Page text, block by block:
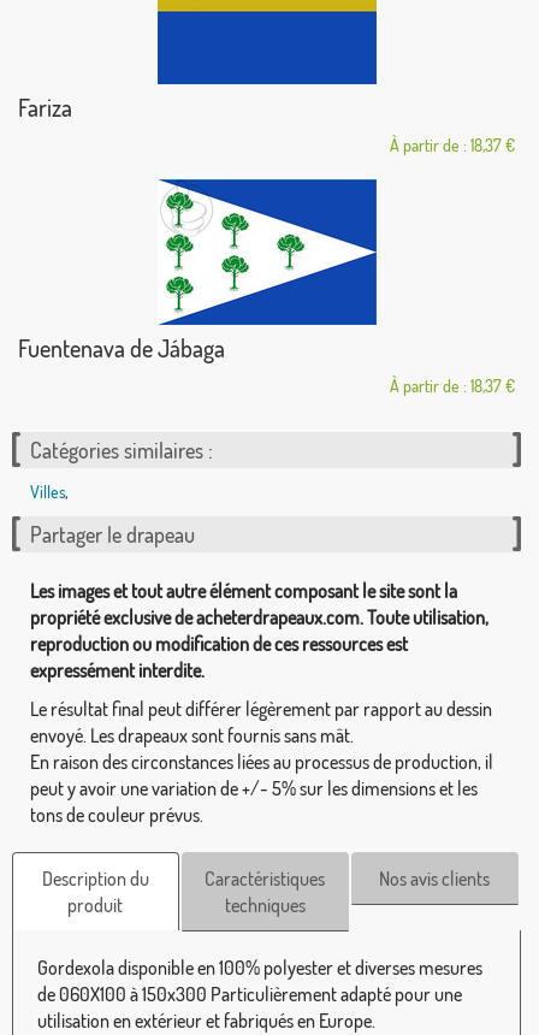
Fariza
À partir de : 18,37 €
Fuentenava de Jábaga
À partir de : 18,37 €
Catégories similaires :
Villes,
Partager le drapeau
Les images et tout autre élément composant le site sont la
propriété exclusive de acheterdrapeaux.com. Toute utilisation,
reproduction ou modification de ces ressources est
expressément interdite.
Le résultat final peut différer légèrement par rapport au dessin
envoyé. Les drapeaux sont fournis sans mât.
En raison des circonstances liées au processus de production, il
peut y avoir une variation de +/- 5% sur les dimensions et les
tons de couleur prévus.
Description du
produit
Caractéristiques
techniques
Nos avis clients
Gordexola disponible en 100% polyester et diverses mesures
de 060X100 à 150x300 Particulièrement adapté pour une
utilisation en extérieur et fabriqués en Europe.